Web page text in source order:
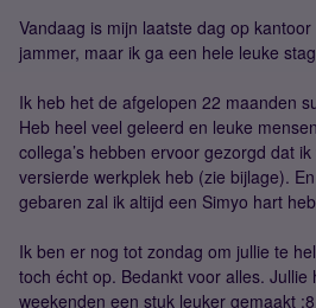
Vandaag is mijn laatste dag op
jammer, maar ik ga een hele leuke
Ik heb het de afgelopen 22 maanden
Heb heel veel geleerd en leuke
collega’s hebben ervoor gezorgd dat
versierde werkplek heb (zie bijlage).
gebaren zal ik altijd een Simyo hart
Ik ben er nog tot zondag om jullie te
toch écht op. Bedankt voor alles.
weekenden een stuk leuker gemaakt